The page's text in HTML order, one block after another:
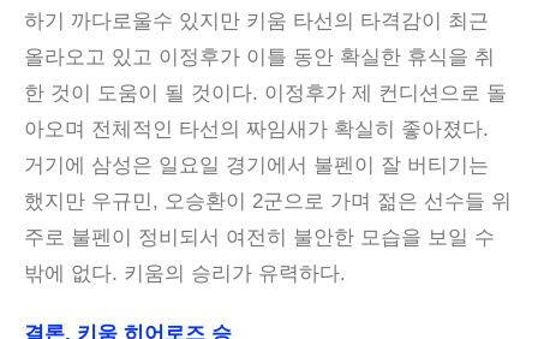
하기 까다로울수 있지만 키움 타선의 타격감이 최근
올라오고 있고 이정후가 이틀 동안 확실한 휴식을 취
한 것이 도움이 될 것이다. 이정후가 제 컨디션으로 돌
아오며 전체적인 타선의 짜임새가 확실히 좋아졌다.
거기에 삼성은 일요일 경기에서 불펜이 잘 버티기는
했지만 우규민, 오승환이 2군으로 가며 젊은 선수들 위
주로 불펜이 정비되서 여전히 불안한 모습을 보일 수
밖에 없다. 키움의 승리가 유력하다.
결론, 키움 히어로즈 승